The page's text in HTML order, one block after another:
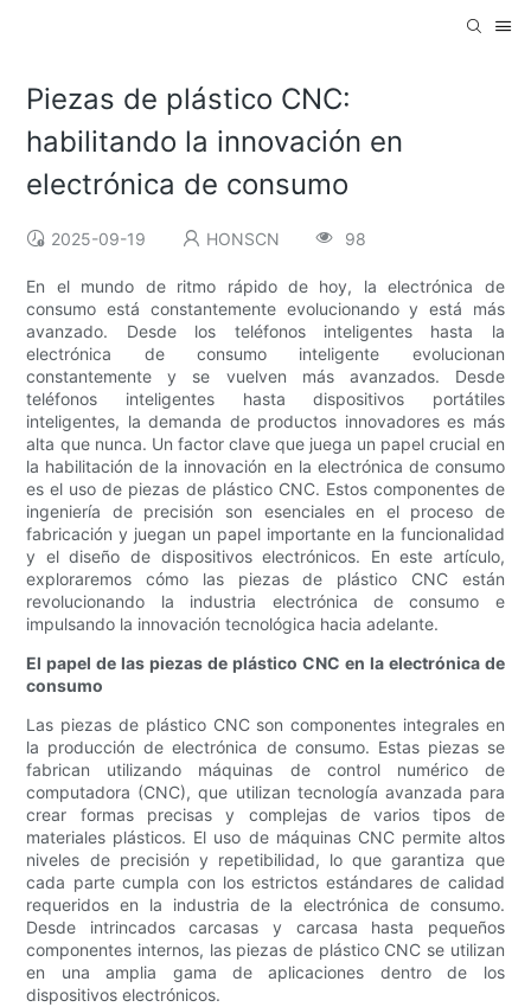
Piezas de plástico CNC:
habilitando la innovación en
electrónica de consumo
2025-09-19 HONSCN 98
En el mundo de ritmo rápido de hoy, la electrónica de
consumo está constantemente evolucionando y está más
avanzado. Desde los teléfonos inteligentes hasta la
electrónica de consumo inteligente evolucionan
constantemente y se vuelven más avanzados. Desde
teléfonos inteligentes hasta dispositivos portátiles
inteligentes, la demanda de productos innovadores es más
alta que nunca. Un factor clave que juega un papel crucial en
la habilitación de la innovación en la electrónica de consumo
es el uso de piezas de plástico CNC. Estos componentes de
ingeniería de precisión son esenciales en el proceso de
fabricación y juegan un papel importante en la funcionalidad
y el diseño de dispositivos electrónicos. En este artículo,
exploraremos cómo las piezas de plástico CNC están
revolucionando la industria electrónica de consumo e
impulsando la innovación tecnológica hacia adelante.
El papel de las piezas de plástico CNC en la electrónica de
consumo
Las piezas de plástico CNC son componentes integrales en
la producción de electrónica de consumo. Estas piezas se
fabrican utilizando máquinas de control numérico de
computadora (CNC), que utilizan tecnología avanzada para
crear formas precisas y complejas de varios tipos de
materiales plásticos. El uso de máquinas CNC permite altos
niveles de precisión y repetibilidad, lo que garantiza que
cada parte cumpla con los estrictos estándares de calidad
requeridos en la industria de la electrónica de consumo.
Desde intrincados carcasas y carcasa hasta pequeños
componentes internos, las piezas de plástico CNC se utilizan
en una amplia gama de aplicaciones dentro de los
dispositivos electrónicos.